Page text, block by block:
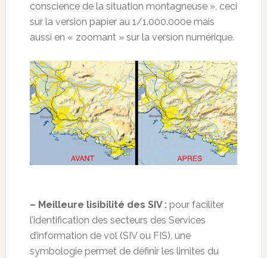
conscience de la situation montagneuse », ceci
sur la version papier au 1/1.000.000e mais
aussi en « zoomant » sur la version numérique.
– Meilleure lisibilité des SIV : pour faciliter
l’identification des secteurs des Services
d’information de vol (SIV ou FIS), une
symbologie permet de définir les limites du